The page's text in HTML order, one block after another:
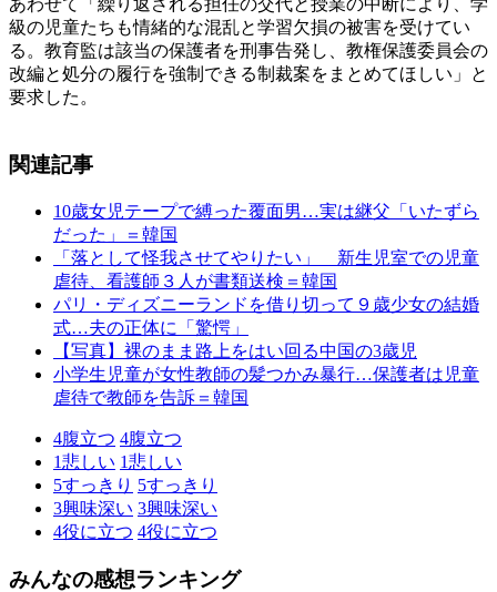
あわせて「繰り返される担任の交代と授業の中断により、学
級の児童たちも情緒的な混乱と学習欠損の被害を受けてい
る。教育監は該当の保護者を刑事告発し、教権保護委員会の
改編と処分の履行を強制できる制裁案をまとめてほしい」と
要求した。
関連記事
10歳女児テープで縛った覆面男…実は継父「いたずら
だった」＝韓国
「落として怪我させてやりたい」 新生児室での児童
虐待、看護師３人が書類送検＝韓国
パリ・ディズニーランドを借り切って９歳少女の結婚
式…夫の正体に「驚愕」
【写真】裸のまま路上をはい回る中国の3歳児
小学生児童が女性教師の髪つかみ暴行…保護者は児童
虐待で教師を告訴＝韓国
4腹立つ 4腹立つ
1悲しい 1悲しい
5すっきり 5すっきり
3興味深い 3興味深い
4役に立つ 4役に立つ
みんなの感想ランキング